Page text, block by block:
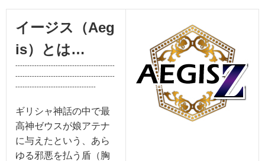
イージス（Aeg
is）とは…
------------------------------------------
------------------------------------------
----------------------------------
ギリシャ神話の中で最
高神ゼウスが娘アテナ
に与えたという、あら
ゆる邪悪を払う盾（胸